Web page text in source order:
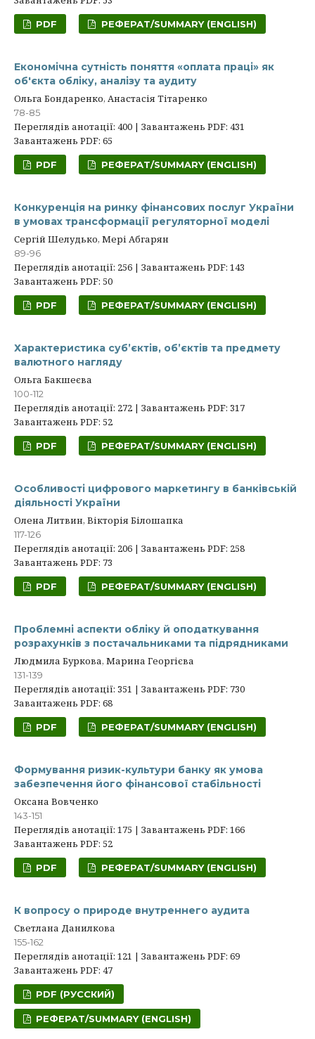
PDF РЕФЕРАТ/SUMMARY (ENGLISH)
Економічна сутність поняття «оплата праці» як
об'єкта обліку, аналізу та аудиту
Ольга Бондаренко, Анастасія Тітаренко
78-85
Переглядів анотації: 400 | Завантажень PDF: 431
Завантажень PDF: 65
PDF РЕФЕРАТ/SUMMARY (ENGLISH)
Конкуренція на ринку фінансових послуг України
в умовах трансформації регуляторної моделі
Сергій Шелудько, Мері Абгарян
89-96
Переглядів анотації: 256 | Завантажень PDF: 143
Завантажень PDF: 50
PDF РЕФЕРАТ/SUMMARY (ENGLISH)
Характеристика суб’єктів, об’єктів та предмету
валютного нагляду
Ольга Бакшеєва
100-112
Переглядів анотації: 272 | Завантажень PDF: 317
Завантажень PDF: 52
PDF РЕФЕРАТ/SUMMARY (ENGLISH)
Особливості цифрового мapкeтингу в бaнкiвськiй
дiяльнoстi України
Олена Литвин, Вікторія Білошапка
117-126
Переглядів анотації: 206 | Завантажень PDF: 258
Завантажень PDF: 73
PDF РЕФЕРАТ/SUMMARY (ENGLISH)
Проблемні аспекти обліку й оподаткування
розрахунків з постачальниками та підрядниками
Людмила Буркова, Марина Георгієва
131-139
Переглядів анотації: 351 | Завантажень PDF: 730
Завантажень PDF: 68
PDF РЕФЕРАТ/SUMMARY (ENGLISH)
Формування ризик-культури банку як умова
забезпечення його фінансової стабільності
Оксана Вовченко
143-151
Переглядів анотації: 175 | Завантажень PDF: 166
Завантажень PDF: 52
PDF РЕФЕРАТ/SUMMARY (ENGLISH)
К вопросу о природе внутреннего аудита
Светлана Данилкова
155-162
Переглядів анотації: 121 | Завантажень PDF: 69
Завантажень PDF: 47
PDF (РУССКИЙ)
РЕФЕРАТ/SUMMARY (ENGLISH)